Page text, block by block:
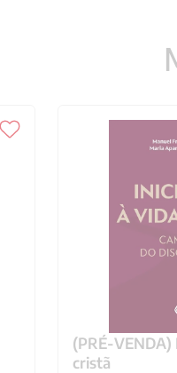
(PRÉ-VENDA)
cristã